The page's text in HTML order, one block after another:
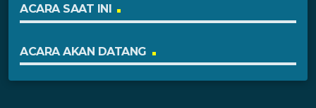
ACARA SAAT INI
ACARA AKAN DATANG